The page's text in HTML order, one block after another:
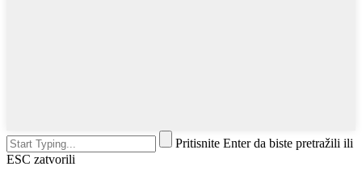
Pritisnite Enter da biste pretražili ili
ESC zatvorili